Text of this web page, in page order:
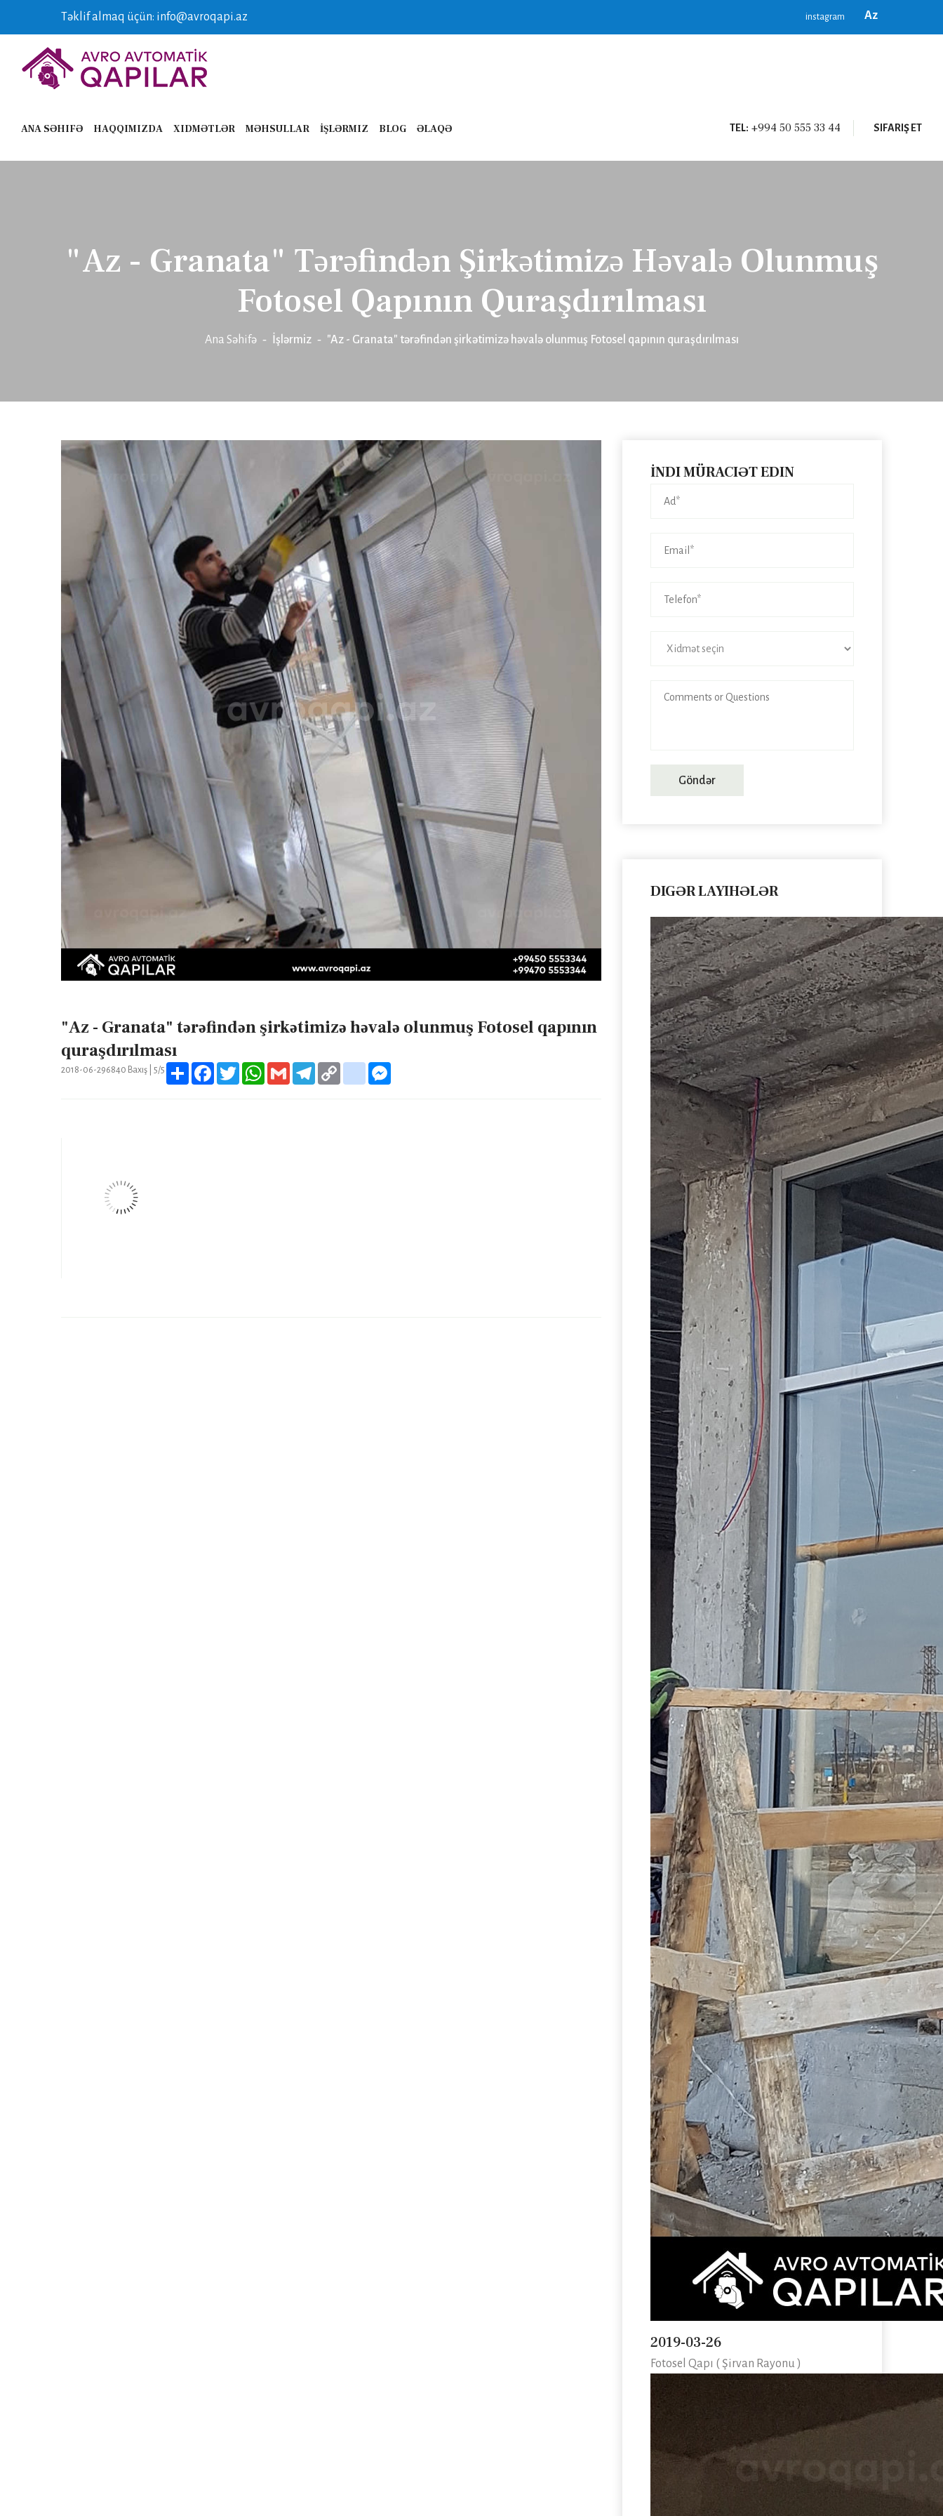
Təklif almaq üçün: info@avroqapi.az instagram Az
TEL: +994 50 555 33 44 SIFARIŞ ET
ANA SƏHIFƏ HAQQIMIZDA XIDMƏTLƏR MƏHSULLAR İŞLƏRMIZ BLOG ƏLAQƏ
"Az - Granata" Tərəfindən Şirkətimizə Həvalə Olunmuş
Fotosel Qapının Quraşdırılması
Ana Səhifə İşlərmiz "Az - Granata" tərəfindən şirkətimizə həvalə olunmuş Fotosel qapının quraşdırılması
"Az - Granata" tərəfindən şirkətimizə həvalə olunmuş Fotosel qapının
quraşdırılması
2018-06-296840 Baxış | 5/5 Share FacebookTwitter WhatsApp
Gmail Telegram google_bookmarks
İNDI MÜRACIƏT EDIN
Göndər
DIGƏR LAYIHƏLƏR
2019-03-26
Fotosel Qapı ( Şirvan Rayonu )